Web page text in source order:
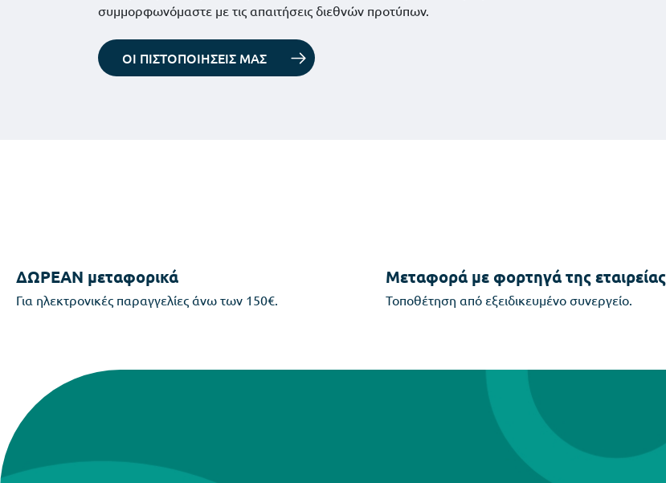
συμμορφωνόμαστε με τις απαιτήσεις διεθνών προτύπων.
ΟΙ ΠΙΣΤΟΠΟΙΗΣΕΙΣ ΜΑΣ
ΔΩΡΕΑΝ μεταφορικά
Για ηλεκτρονικές παραγγελίες άνω των 150€.
Μεταφορά με φορτηγά της εταιρείας
Τοποθέτηση από εξειδικευμένο συνεργείο.